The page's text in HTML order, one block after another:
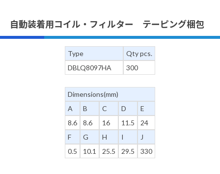
自動装着用コイル・フィルター テーピング梱包
Type
Qty pcs.
DBLQ8097HA
300
Dimensions(mm)
A
B C D
E
8.6
8.6 16 11.5
24
F
G H I
J
0.5
10.1 25.5 29.5 330